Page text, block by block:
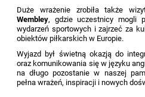
Duże wrażenie zrobiła także
Wembley, gdzie uczestnicy mogli
wydarzeń sportowych i zajrzeć za
obiektów piłkarskich w Europie.
Wyjazd był świetną okazją do
oraz komunikowania się w języku
na długo pozostanie w naszej
pełna wrażeń, inspiracji i nowych